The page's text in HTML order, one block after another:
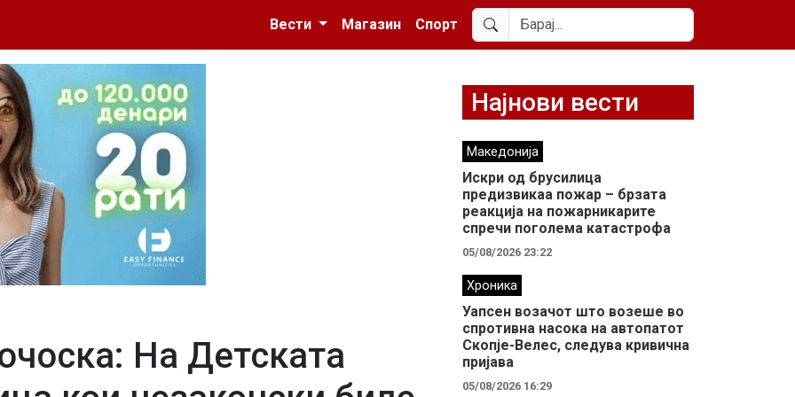
Вести
Магазин Спорт
На Детската
Најнови вести
Македонија
Искри од брусилица
предизвикаа пожар – брзата
реакција на пожарникарите
спречи поголема катастрофа
05/08/2026 23:22
Хроника
Уапсен возачот што возеше во
спротивна насока на автопатот
Скопје-Велес, следува кривична
пријава
05/08/2026 16:29